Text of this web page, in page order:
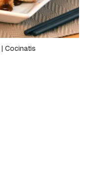
| Cocinatis